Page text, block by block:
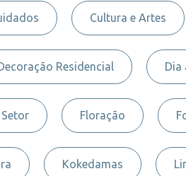
Cultura e Artes
Residencial Dia
Floração
Kokedamas